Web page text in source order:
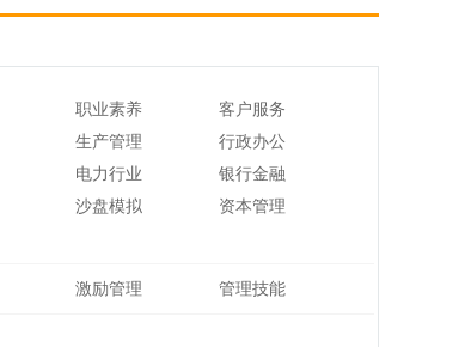
职业素养
客户服务
生产管理
行政办公
电力行业
银行金融
沙盘模拟
资本管理
激励管理 管理技能